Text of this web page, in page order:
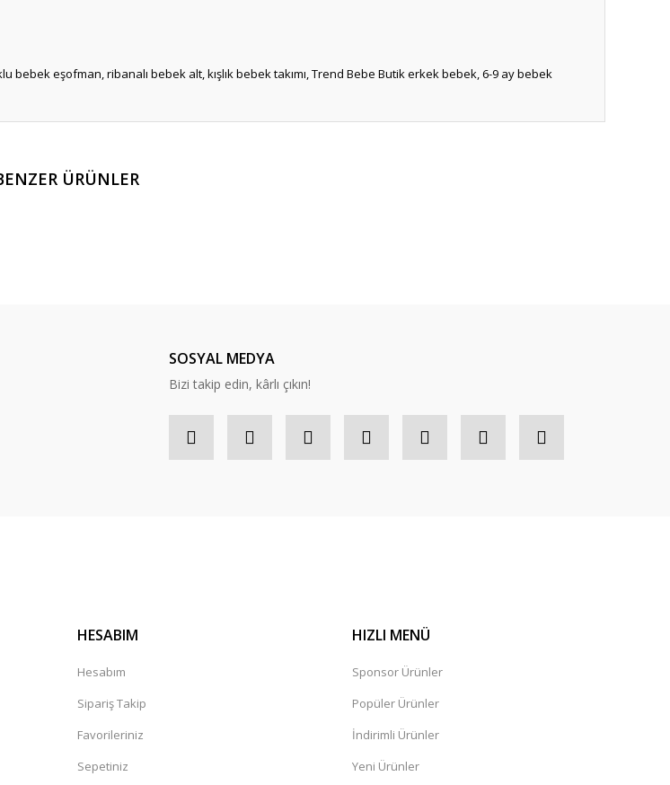
bebek eşofman, ribanalı bebek alt, kışlık bebek takımı, Trend Bebe Butik erkek bebek, 6-9 ay bebek
ürüne ilk yorumu siz yapın!
ÜRÜNLER
SOSYAL MEDYA
Bizi takip edin, kârlı çıkın!
HESABIM
Hesabım
Sipariş Takip
Favorileriniz
Sepetiniz
HIZLI MENÜ
Sponsor Ürünler
Popüler Ürünler
İndirimli Ürünler
Yeni Ürünler